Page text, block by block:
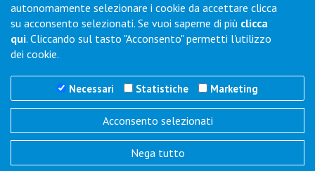
Tel.+39 0577-6501Fax+39 0577-650216
Commenti / Richieste
Trigano Servizi S.r.l.
REA N° SI 143123 - Cap. Soc. 100.000 i.v.
autonomamente selezionare i cookie da accettare clicca
su acconsento selezionati. Se vuoi saperne di più clicca
qui. Cliccando sul tasto "Acconsento" permetti l'utilizzo
dei cookie.
Necessari Statistiche Marketing
Acconsento selezionati
Nega tutto